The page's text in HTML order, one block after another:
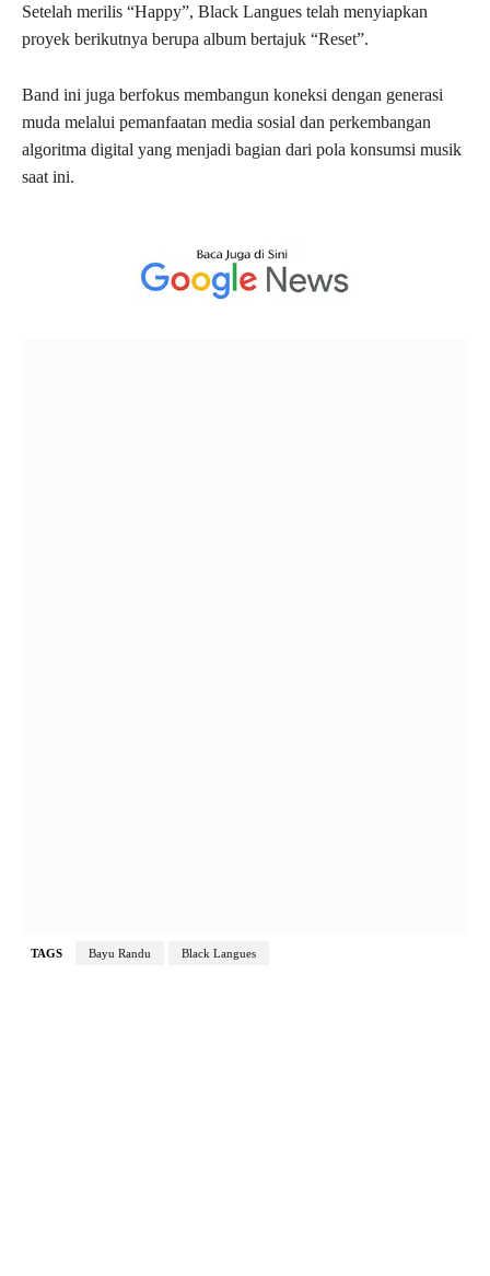
Setelah merilis “Happy”, Black Langues telah menyiapkan
proyek berikutnya berupa album bertajuk “Reset”.
Band ini juga berfokus membangun koneksi dengan generasi
muda melalui pemanfaatan media sosial dan perkembangan
algoritma digital yang menjadi bagian dari pola konsumsi musik
saat ini.
TAGS Bayu Randu Black Langues